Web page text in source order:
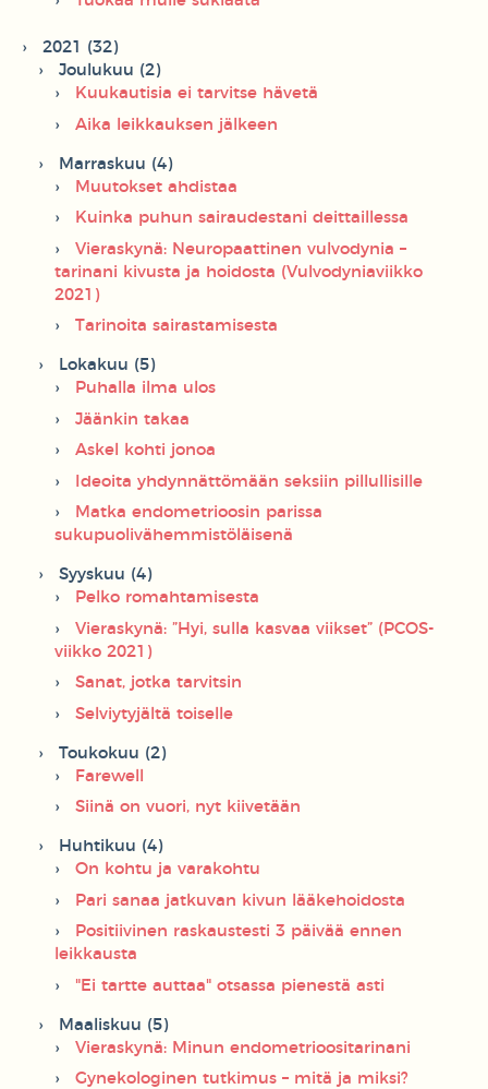
2021 (32)
Joulukuu (2)
Kuukautisia ei tarvitse hävetä
Aika leikkauksen jälkeen
Marraskuu (4)
Muutokset ahdistaa
Kuinka puhun sairaudestani deittaillessa
Vieraskynä: Neuropaattinen vulvodynia –
tarinani kivusta ja hoidosta (Vulvodyniaviikko
2021)
Tarinoita sairastamisesta
Lokakuu (5)
Puhalla ilma ulos
Jäänkin takaa
Askel kohti jonoa
Ideoita yhdynnättömään seksiin pillullisille
Matka endometrioosin parissa
sukupuolivähemmistöläisenä
Syyskuu (4)
Pelko romahtamisesta
Vieraskynä: ”Hyi, sulla kasvaa viikset” (PCOS-
viikko 2021)
Sanat, jotka tarvitsin
Selviytyjältä toiselle
Toukokuu (2)
Farewell
Siinä on vuori, nyt kiivetään
Huhtikuu (4)
On kohtu ja varakohtu
Pari sanaa jatkuvan kivun lääkehoidosta
Positiivinen raskaustesti 3 päivää ennen
leikkausta
"Ei tartte auttaa" otsassa pienestä asti
Maaliskuu (5)
Vieraskynä: Minun endometrioositarinani
Gynekologinen tutkimus – mitä ja miksi?